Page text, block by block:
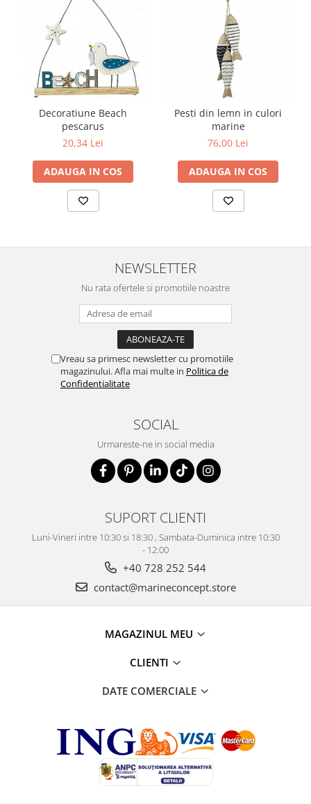
Decoratiune Beach
pescarus
20,34 Lei
ADAUGA IN COS
Pesti din lemn in culori
marine
76,00 Lei
ADAUGA IN COS
NEWSLETTER
Nu rata ofertele si promotiile noastre
Vreau sa primesc newsletter cu promotiile
magazinului. Afla mai multe in Politica de
Confidentialitate
SOCIAL
Urmareste-ne in social media
SUPORT CLIENTI
Luni-Vineri intre 10:30 si 18:30 , Sambata-Duminica intre 10:30
- 12:00
+40 728 252 544
contact@marineconcept.store
MAGAZINUL MEU
CLIENTI
DATE COMERCIALE